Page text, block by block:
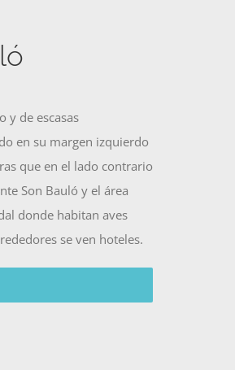
y de escasas
en su margen izquierdo
que en el lado contrario
Son Bauló y el área
donde habitan aves
se ven hoteles.